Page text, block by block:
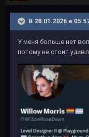
В 28.01.2026 в
У меня больше нет
потому не стоит